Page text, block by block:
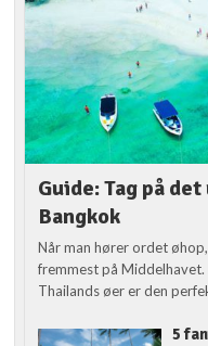
Guide: Tag på
Bangkok
Når man hører ordet
fremmest på
Thailands øer er den
5